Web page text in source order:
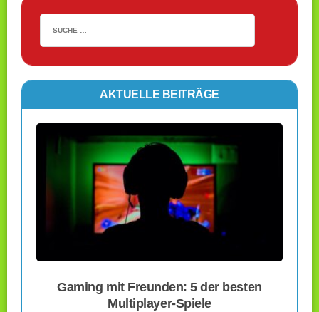
AKTUELLE BEITRÄGE
Gaming mit Freunden: 5 der besten
Multiplayer-Spiele